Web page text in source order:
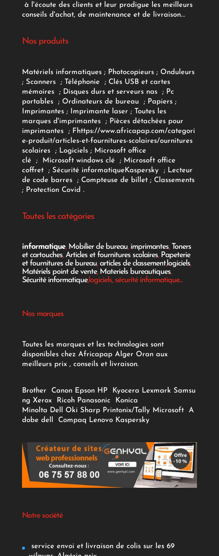
à l'écoute des clients et leur prodigue les meilleurs
conseils d'achat, de maintenance et de livraison...
Nos produits
Matériels informatiques; Photocopieurs; Onduleurs
; Scanners ; Téléphonie ; Clés USB et cartes
mémoires
; Disques durs et serveurs nas ; Pc
portables
; Ordinateurs de bureau ; Papiers;
Imprimantes;Imprimante laser; Toutes les
marques d'imprimantes
; Pièces détachées pour
imprimantes
; Fhttps://www.africapap.com/categori
e-produit/articles-et-fournitures-scolaires/ournitures
scolaires; Logiciels ; Microsoft office
clé
; Microsoft windows clé; Microsoft office
coffret ; Sécurité informatiqueKaspersky ; Lecteur
de code barres
; Compteuse de billet; Classements
; Protection Covid .
Toutes les catégories
informatique, Mobilier de bureau, imprimantes, Toners
et cartouches,Articles et fournitures scolaires, Papeterie
et fournitures de bureau,articles de classement,logiciels,
Matériels point de vente, Materiels bureautiques,
Sécurité informatique,logiciels, sécurité informatique...
Nos marques
Toutes les marques et les technologies sont
disponibles chez Africapap Alger Oran aux
meilleurs prix , conseils et livraison.
Brother Canon Epson HP Kyocera Lexmark Samsu
ng Xerox Ricoh Panasonic
Konica
Minolta Dell Oki Sharp Printonix/Tally Microsoft
A
dobe dell Compaq Lenovo Kaspersky
Notre société
service envoi et livraison de colis sur les 69